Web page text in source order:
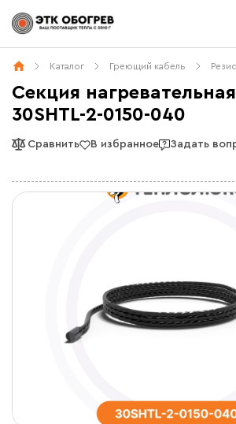
Каталог Греющий кабель
Секция
30SHTL-2-0150-040
Сравнить В избранное Задать